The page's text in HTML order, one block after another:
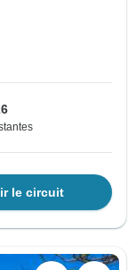
le circuit